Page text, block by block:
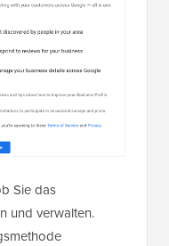
Sie das
und verwalten.